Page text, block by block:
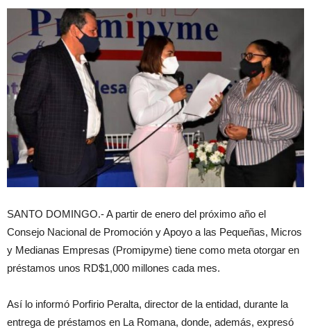
SANTO DOMINGO.- A partir de enero del próximo año el
Consejo Nacional de Promoción y Apoyo a las Pequeñas, Micros
y Medianas Empresas (Promipyme) tiene como meta otorgar en
préstamos unos RD$1,000 millones cada mes.
Así lo informó Porfirio Peralta, director de la entidad, durante la
entrega de préstamos en La Romana, donde, además, expresó